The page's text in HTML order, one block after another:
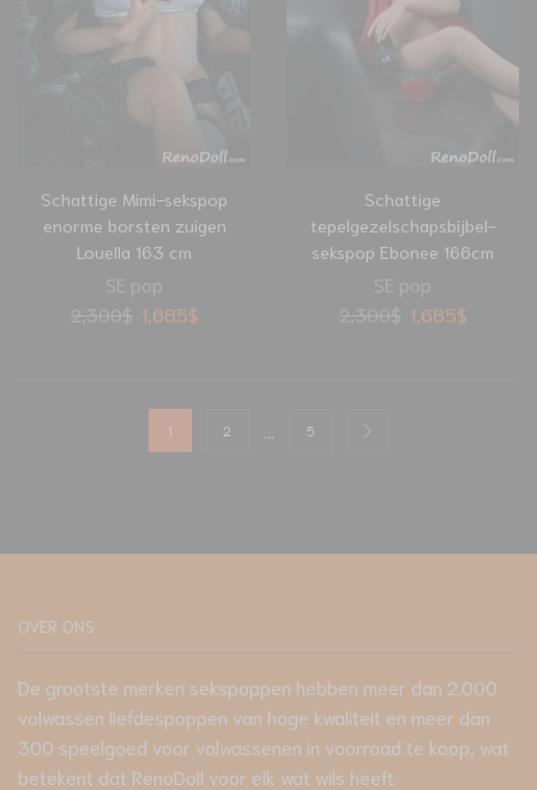
Schattige Mimi-sekspop
enorme borsten zuigen
Louella 163 cm
SE pop
2,300$ 1,685$
Schattige
tepelgezelschapsbijbel-
sekspop Ebonee 166cm
SE pop
2,300$ 1,685$
1 2 5
OVER ONS
De grootste merken sekspoppen hebben meer dan 2.000
volwassen liefdespoppen van hoge kwaliteit en meer dan
300 speelgoed voor volwassenen in voorraad te koop, wat
betekent dat RenoDoll voor elk wat wils heeft.